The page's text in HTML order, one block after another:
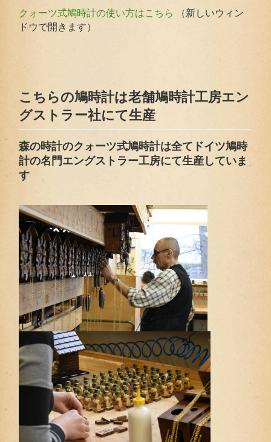
クォーツ式鳩時計の使い方はこちら
（新しいウィン
ドウで開きます）
こちらの鳩時計は老舗鳩時計工房エン
グストラー社にて生産
森の時計のクォーツ式鳩時計は全てドイツ鳩時
計の名門エングストラー工房にて生産していま
す